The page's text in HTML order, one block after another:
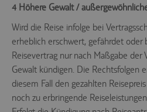
4 Höhere Gewalt /
Wird die Reise infolge bei
erheblich erschwert, gefährdet oder
Reisevertrag nur nach Maßgabe
Gewalt kündigen. Die Rechtsfolgen
diesem Fall den gezahlten
noch zu erbringende